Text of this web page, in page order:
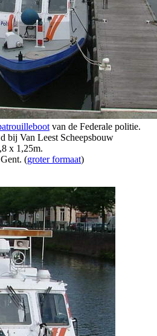
van de Federale politie.
bij Van Leest Scheepsbouw
x 1,25m.
(groter formaat)